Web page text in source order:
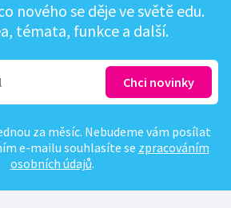
nového se děje ve světě edu.
témata, funkce a další.
za měsíc. Nebudeme vám posílat
e-mailu souhlasíte se zpracováním
osobních údajů.